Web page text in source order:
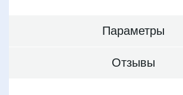
Параметры
Отзывы